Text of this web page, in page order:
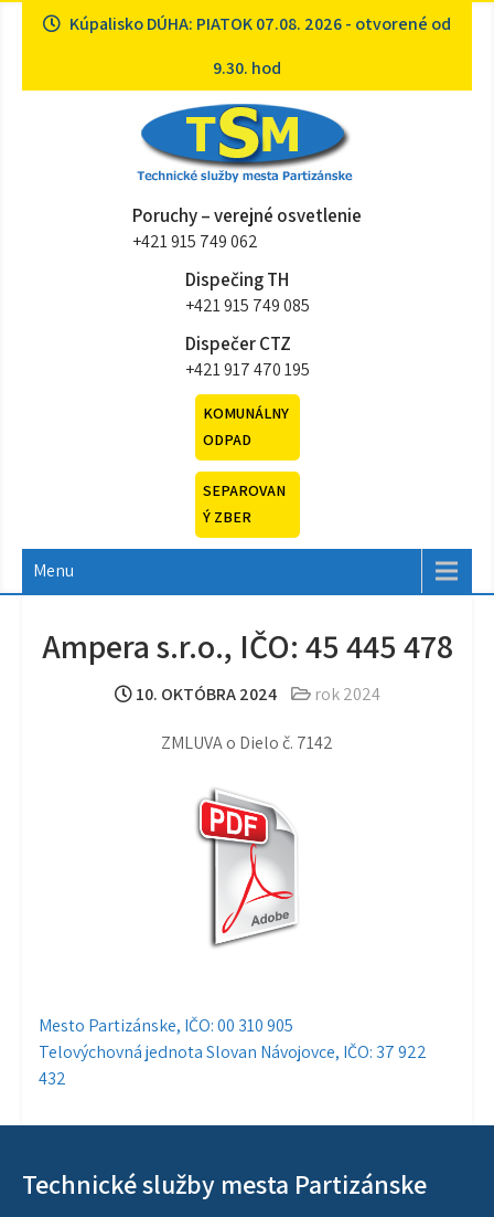
Kúpalisko DÚHA: PIATOK 07.08. 2026 - otvorené od
9.30. hod
Technické služby mesta
Partizánske
Sme tu pre vásPoruchy – verejné osvetlenie
+421 915 749 062
Dispečing TH
+421 915 749 085
Dispečer CTZ
+421 917 470 195
KOMUNÁLNY
ODPAD
SEPAROVAN
Ý ZBER
Menu
Ampera s.r.o., IČO: 45 445 478
10. OKTÓBRA 2024 rok 2024
ZMLUVA o Dielo č. 7142
Navigácia
v
článku
Mesto Partizánske, IČO: 00 310 905
Telovýchovná jednota Slovan Návojovce, IČO: 37 922
432
Technické služby mesta Partizánske